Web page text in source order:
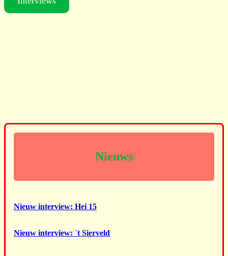
Nieuws
Nieuw interview: Hei 15
Nieuw interview: ´t Sierveld